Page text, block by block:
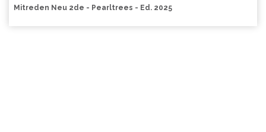
Mitreden Neu 2de - Pearltrees - Ed. 2025